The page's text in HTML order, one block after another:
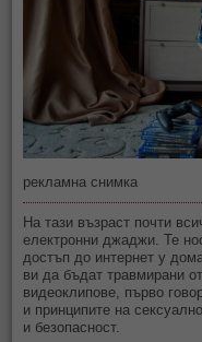
рекламна снимка
На тази възраст почти
електронни джаджи. Те
достъп до интернет у
ви да бъдат травмирани
видеоклипове, първо
и принципите на
и безопасност.